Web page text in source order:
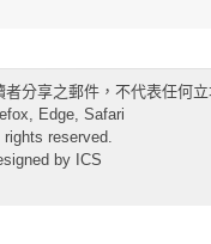
分享之郵件，不代表任何
Edge, Safari
reserved.
by ICS